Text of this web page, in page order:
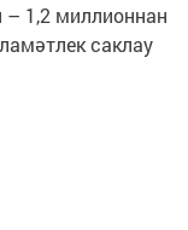
– 1,2 миллионнан
саклау